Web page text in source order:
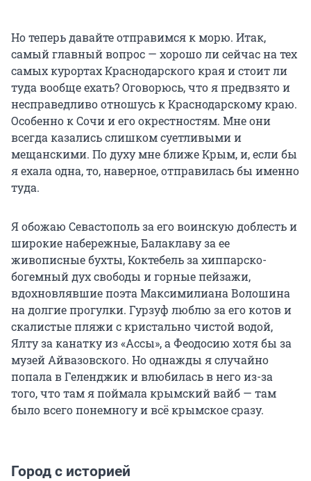
Но теперь давайте отправимся к морю. Итак,
самый главный вопрос — хорошо ли сейчас на тех
самых курортах Краснодарского края и стоит ли
туда вообще ехать? Оговорюсь, что я предвзято и
несправедливо отношусь к Краснодарскому краю.
Особенно к Сочи и его окрестностям. Мне они
всегда казались слишком суетливыми и
мещанскими. По духу мне ближе Крым, и, если бы
я ехала одна, то, наверное, отправилась бы именно
туда.
Я обожаю Севастополь за его воинскую доблесть и
широкие набережные, Балаклаву за ее
живописные бухты, Коктебель за хиппарско-
богемный дух свободы и горные пейзажи,
вдохновлявшие поэта Максимилиана Волошина
на долгие прогулки. Гурзуф люблю за его котов и
скалистые пляжи с кристально чистой водой,
Ялту за канатку из «Ассы», а Феодосию хотя бы за
музей Айвазовского. Но однажды я случайно
попала в Геленджик и влюбилась в него из-за
того, что там я поймала крымский вайб — там
было всего понемногу и всё крымское сразу.
Город с историей